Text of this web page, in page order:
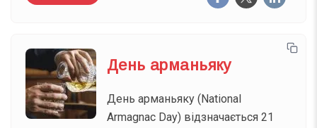
День арманьяку
День арманьяку (National
Armagnac Day) відзначається 21